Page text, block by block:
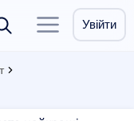
Увійти